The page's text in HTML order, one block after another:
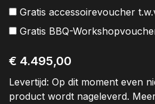
Gratis accessoirevoucher
Gratis BBQ-
€ 4.495,00
Levertijd: Op dit moment even
product wordt nageleverd.